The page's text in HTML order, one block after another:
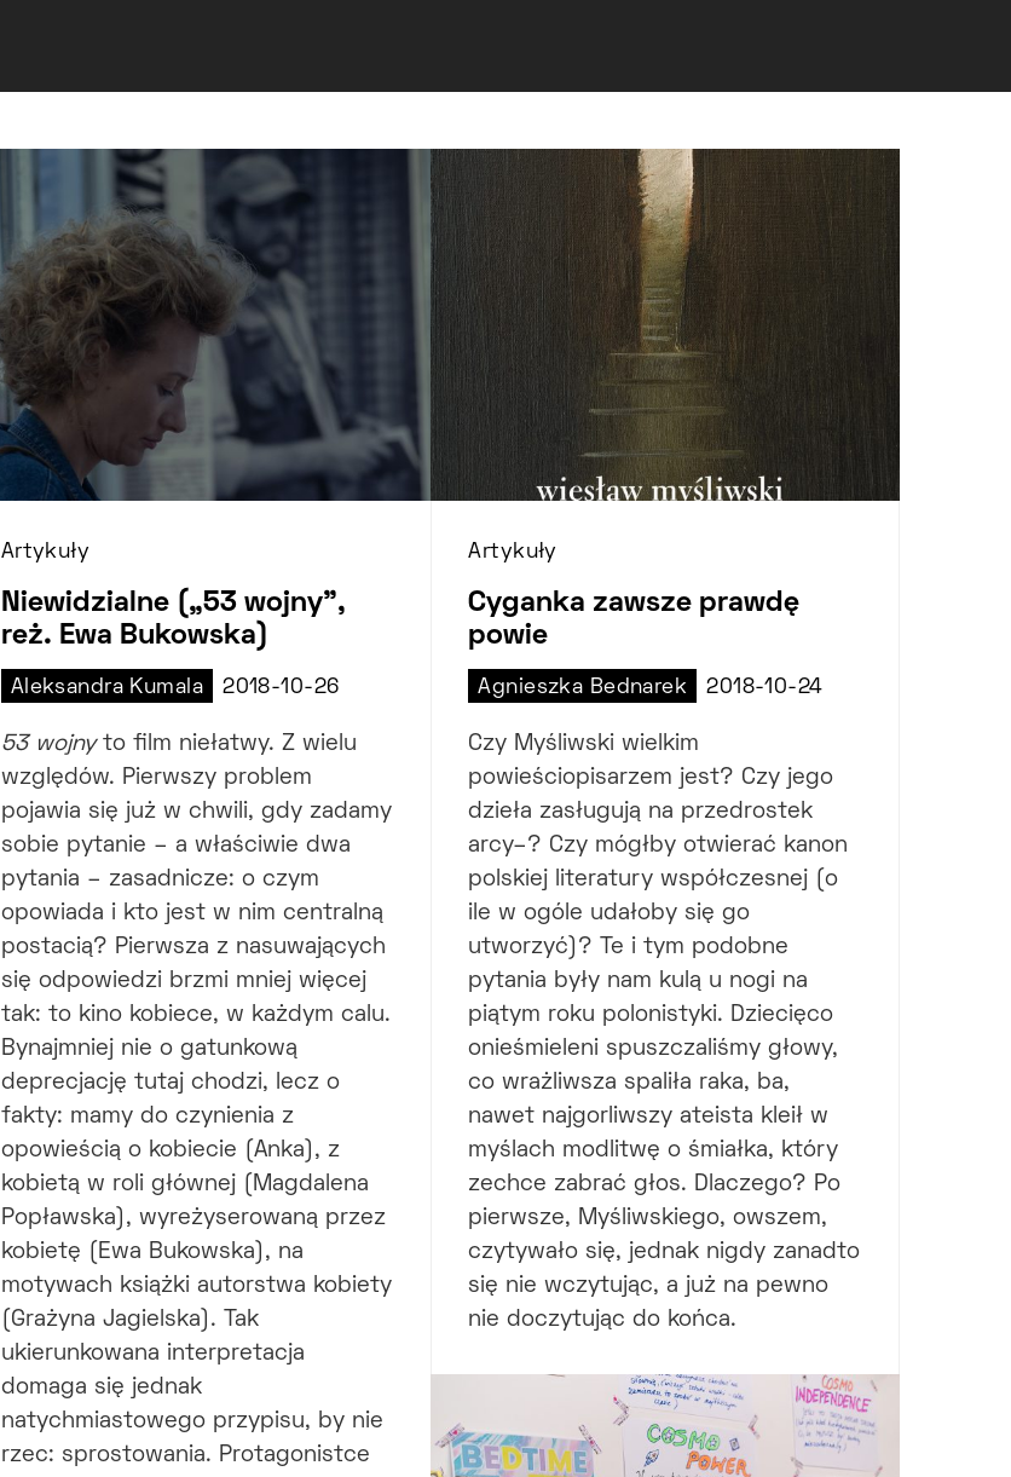
Artykuły
Niewidzialne („53 wojny”,
reż. Ewa Bukowska)
Aleksandra Kumala 2018-10-26
53 wojnyto film niełatwy. Z wielu
względów. Pierwszy problem
pojawia się już w chwili, gdy zadamy
sobie pytanie – a właściwie dwa
pytania – zasadnicze: o czym
opowiada i kto jest w nim centralną
postacią? Pierwsza z nasuwających
się odpowiedzi brzmi mniej więcej
tak: to kino kobiece, w każdym calu.
Bynajmniej nie o gatunkową
deprecjację tutaj chodzi, lecz o
fakty: mamy do czynienia z
opowieścią o kobiecie (Anka), z
kobietą w roli głównej (Magdalena
Popławska), wyreżyserowaną przez
kobietę (Ewa Bukowska), na
motywach książki autorstwa kobiety
(Grażyna Jagielska). Tak
ukierunkowana interpretacja
domaga się jednak
natychmiastowego przypisu, by nie
rzec: sprostowania. Protagonistce
Artykuły
Cyganka zawsze prawdę
powie
Agnieszka Bednarek 2018-10-24
Czy Myśliwski wielkim
powieściopisarzem jest? Czy jego
dzieła zasługują na przedrostek
arcy–? Czy mógłby otwierać kanon
polskiej literatury współczesnej (o
ile w ogóle udałoby się go
utworzyć)? Te i tym podobne
pytania były nam kulą u nogi na
piątym roku polonistyki. Dziecięco
onieśmieleni spuszczaliśmy głowy,
co wrażliwsza spaliła raka, ba,
nawet najgorliwszy ateista kleił w
myślach modlitwę o śmiałka, który
zechce zabrać głos. Dlaczego? Po
pierwsze, Myśliwskiego, owszem,
czytywało się, jednak nigdy zanadto
się nie wczytując, a już na pewno
nie doczytując do końca.